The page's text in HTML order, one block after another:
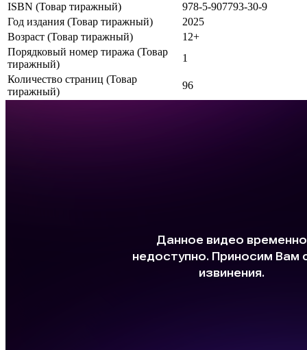
ISBN (Товар тиражный)
978-5-907793-30-9
Год издания (Товар тиражный)
2025
Возраст (Товар тиражный)
12+
Порядковый номер тиража (Товар
тиражный)
1
Количество страниц (Товар
тиражный)
96